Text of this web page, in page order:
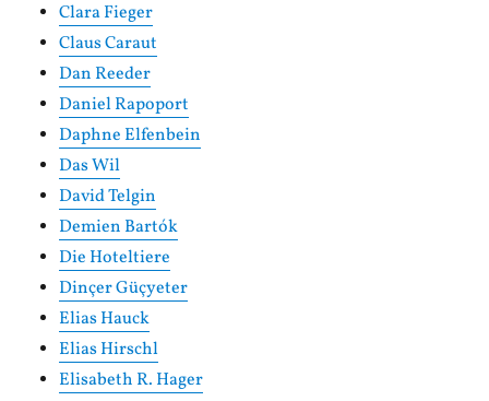
Clara Fieger
Claus Caraut
Dan Reeder
Daniel Rapoport
Daphne Elfenbein
Das Wil
David Telgin
Demien Bartók
Die Hoteltiere
Dinçer Güçyeter
Elias Hauck
Elias Hirschl
Elisabeth R. Hager